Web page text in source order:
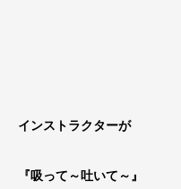
インストラクターが
『吸って～吐いて～』